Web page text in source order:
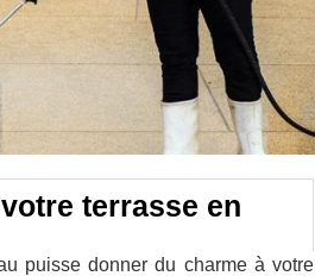
terrasse en
puisse donner du charme à votre